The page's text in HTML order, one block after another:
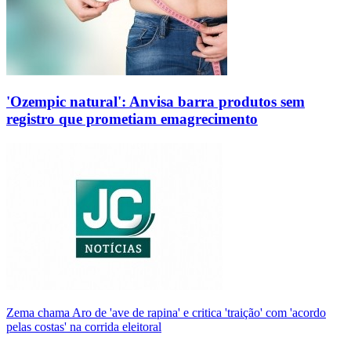
'Ozempic natural': Anvisa barra produtos sem
registro que prometiam emagrecimento
Zema chama Aro de 'ave de rapina' e critica 'traição' com 'acordo
pelas costas' na corrida eleitoral